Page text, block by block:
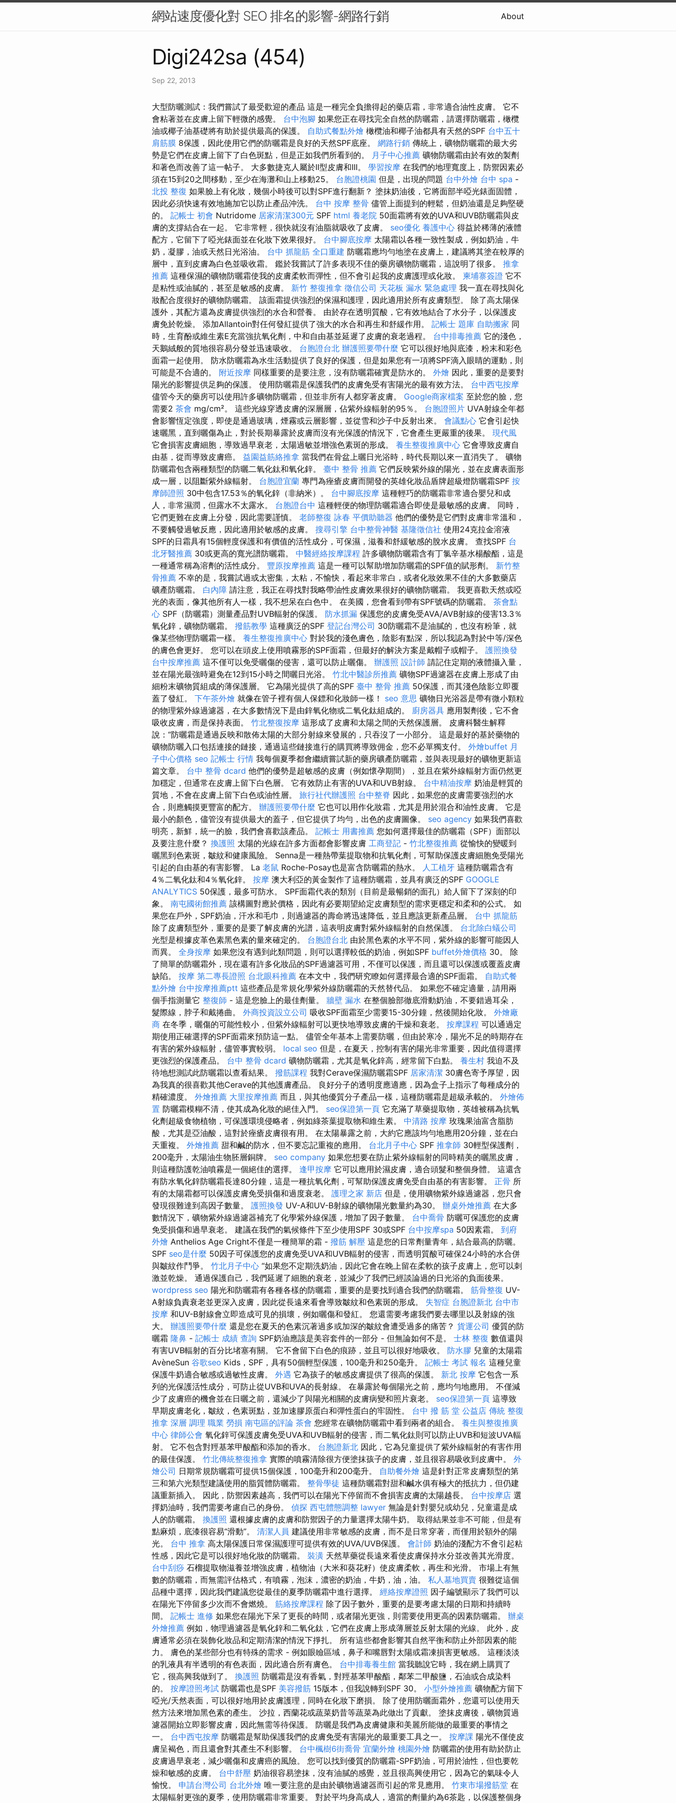
網站速度優化對 SEO 排名的影響-網路行銷 About
Digi242sa (454)
Sep 22, 2013
大型防曬測試：我們嘗試了最受歡迎的產品 這是一種完全負擔得起的藥店霜，非常適合油性皮膚。 它不
會粘著並在皮膚上留下輕微的感覺。 台中泡腳 如果您正在尋找完全自然的防曬霜，請選擇防曬霜，橄欖
油或椰子油基礎將有助於提供最高的保護。 自助式餐點外燴 橄欖油和椰子油都具有天然的SPF 台中五十
肩筋膜 8保護，因此使用它們的防曬霜是良好的天然SPF底座。 網路行銷 傳統上，礦物防曬霜的最大劣
勢是它們在皮膚上留下了白色斑點，但是正如我們所看到的。
月子中心推薦 礦物防曬霜由於有效的製劑
和著色而改善了這一帖子。 大多數捷克人屬於II型皮膚和III。 學習按摩 在我們的地理寬度上，防禦因素必
須在15到20之間移動，至少在海灘和山上移動25。 台胞證桃園 但是，出現的問題 台中外燴 台中 spa -
北投 整復 如果臉上有化妝，幾個小時後可以對SPF進行翻新？ 塗抹奶油後，它將面部半啞光錶面固體，
因此必須快速有效地施加它以防止產品沖洗。 台中 按摩 整骨 儘管上面提到的輕鬆，但奶油還是足夠堅硬
的。 記帳士 初會 Nutridome 居家清潔300元 SPF html 養老院 50面霜將有效的UVA和UVB防曬霜與皮
膚的支撐結合在一起。 它非常輕，很快就沒有油脂就吸收了皮膚。 seo優化 養護中心 得益於稀薄的液體
配方，它留下了啞光錶面並在化妝下效果很好。 台中腳底按摩 太陽霜以各種一致性製成，例如奶油，牛
奶，凝膠，油或天然日光浴油。 台中 抓龍筋 全口重建 防曬霜應均勻地塗在皮膚上，建議將其塗在較厚的
層中，直到皮膚為白色並吸收霜。 鑑於我嘗試了許多表現不佳的藥房礦物防曬霜，這說明了很多。 推拿
推薦 這種保濕的礦物防曬霜使我的皮膚柔軟而彈性，但不會引起我的皮膚護理或化妝。 柬埔寨簽證 它不
是粘性或油膩的，甚至是敏感的皮膚。 新竹 整復推拿 徵信公司 天花板 漏水 緊急處理 我一直在尋找與化
妝配合度很好的礦物防曬霜。 該面霜提供強烈的保濕和護理，因此適用於所有皮膚類型。 除了高太陽保
護外，其配方還為皮膚提供強烈的水合和營養。 由於存在透明質酸，它有效地結合了水分子，以保護皮
膚免於乾燥。 添加Allantoin對任何發紅提供了強大的水合和再生和舒緩作用。 記帳士 題庫 自助搬家 同
時，生育酚或維生素E充當強抗氧化劑，中和自由基並延遲了皮膚的衰老過程。 台中排毒推薦 它的淺色，
天鵝絨般的質地很容易分發並迅速吸收。 台胞證台北 辦護照要帶什麼 它可以很好地與底漆，粉末和彩色
面霜一起使用。 防水防曬霜為水生活動提供了良好的保護，但是如果您有一項將SPF滴入眼睛的運動，則
可能是不合適的。 附近按摩 同樣重要的是要注意，沒有防曬霜確實是防水的。 外燴 因此，重要的是要對
陽光的影響提供足夠的保護。 使用防曬霜是保護我們的皮膚免受有害陽光的最有效方法。 台中西屯按摩
儘管今天的藥房可以使用許多礦物防曬霜，但並非所有人都穿著皮膚。 Google商家檔案 至於您的臉，您
需要2 茶會 mg/cm²。 這些光線穿透皮膚的深層層，佔紫外線輻射的95％。 台胞證照片 UVA射線全年都
會影響恆定強度，即使是通過玻璃，煙霧或云層影響，並從雪和沙子中反射出來。 會議點心 它會引起快
速曬黑，直到曬傷為止，對於長期暴露於皮膚而沒有光保護的情況下，它會產生更嚴重的後果。 現代風
它會損害皮膚細胞，導致過早衰老，太陽過敏並增強色素斑的形成。 養生整復推廣中心 它會導致皮膚自
由基，從而導致皮膚癌。 益園益筋絡推拿 當我們在骨盆上曬日光浴時，時代長期以來一直消失了。 礦物
防曬霜包含兩種類型的防曬二氧化鈦和氧化鋅。 臺中 整骨 推薦 它們反映紫外線的陽光，並在皮膚表面形
成一層，以阻斷紫外線輻射。 台胞證宜蘭 專門為痤瘡皮膚而開發的英雄化妝品盾牌超級燈防曬霜SPF 按
摩師證照 30中包含17.53％的氧化鋅（非納米）。 台中腳底按摩 這種輕巧的防曬霜非常適合嬰兒和成
人，非常濕潤，但露水不太露水。 台胞證台中 這種輕便的物理防曬霜適合即使是最敏感的皮膚。 同時，
它們更難在皮膚上分發，因此需要謹慎。 老師整復 詠春 平價助聽器 他們的優勢是它們對皮膚非常溫和，
不要觸發過敏反應，因此適用於敏感的皮膚。 搜尋引擎 台中整骨神醫 基隆徵信社 使用24克拉金溶液
SPF的日霜具有15個輕度保護和有價值的活性成分，可保濕，滋養和舒緩敏感的脫水皮膚。 查找SPF 台
北牙醫推薦 30或更高的寬光譜防曬霜。 中醫經絡按摩課程 許多礦物防曬霜含有丁氯辛基水楊酸酯，這是
一種通常稱為溶劑的活性成分。 豐原按摩推薦 這是一種可以幫助增加防曬霜的SPF值的賦形劑。 新竹整
骨推薦 不幸的是，我嘗試過或太密集，太粘，不愉快，看起來非常白，或者化妝效果不佳的大多數藥店
礦產防曬霜。 白內障 請注意，我正在尋找對我略帶油性皮膚效果很好的礦物防曬霜。 我更喜歡天然或啞
光的表面，像其他所有人一樣，我不想呆在白色中。 在美國，您會看到帶有SPF號碼的防曬霜。 茶會點
心 SPF（防曬霜）測量產品對UVB輻射的保護。 防水抓漏 保護您的皮膚免受AVA/AVB射線的侵害13.3％
氧化鋅，礦物防曬霜。 撥筋教學 這種廣泛的SPF 登記台灣公司 30防曬霜不是油膩的，也沒有粉筆，就
像某些物理防曬霜一樣。 養生整復推廣中心 對於我的淺色膚色，陰影有點深，所以我認為對於中等/深色
的膚色會更好。 您可以在頭皮上使用噴霧形的SPF面霜，但最好的解決方案是戴帽子或帽子。 護照換發
台中按摩推薦 這不僅可以免受曬傷的侵害，還可以防止曬傷。 辦護照 設計師 請記住定期的液體攝入量，
並在陽光最強時避免在12到15小時之間曬日光浴。 竹北中醫診所推薦 礦物SPF過濾器在皮膚上形成了由
細粉末礦物質組成的薄保護層。 它為陽光提供了高的SPF 臺中 整骨 推薦 50保護，而其淺色陰影立即覆
蓋了發紅。 下午茶外燴 就像在管子裡有個人保鏢和化妝師一樣！ seo 意思 礦物日光浴器是帶有微小顆粒
的物理紫外線過濾器，在大多數情況下是由鋅氧化物或二氧化鈦組成的。 廚房器具 應用製劑後，它不會
吸收皮膚，而是保持表面。 竹北整復按摩 這形成了皮膚和太陽之間的天然保護層。 皮膚科醫生解釋
說：“防曬霜是通過反映和散佈太陽的大部分射線來發展的，只吞沒了一小部分。 這是最好的基於藥物的
礦物防曬入口包括連接的鏈接，通過這些鏈接進行的購買將導致佣金，您不必單獨支付。 外燴buffet 月
子中心價格 seo 記帳士 行情 我每個夏季都會繼續嘗試新的藥房礦產防曬霜，並與表現最好的礦物更新這
篇文章。 台中 整骨 dcard 他們的優勢是超敏感的皮膚（例如懷孕期間），並且在紫外線輻射方面仍然更
加穩定，但通常在皮膚上留下白色層。 它有效防止有害的UVA和UVB射線。 台中精油按摩 奶油是輕質的
質地，不會在皮膚上留下白色或油性層。 旅行社代辦護照 台中整脊 因此，如果您的皮膚需要強烈的水
合，則應觸摸更豐富的配方。 辦護照要帶什麼 它也可以用作化妝霜，尤其是用於混合和油性皮膚。 它是
最小的顏色，儘管沒有提供最大的蓋子，但它提供了均勻，出色的皮膚圖像。 seo agency 如果我們喜歡
明亮，新鮮，統一的臉，我們會喜歡該產品。 記帳士 用書推薦 您如何選擇最佳的防曬霜（SPF）面部以
及要注意什麼？ 換護照 太陽的光線在許多方面都會影響皮膚 工商登記 - 竹北整復推薦 從愉快的變暖到
曬黑到色素斑，皺紋和健康風險。 Senna是一種熱帶葉提取物和抗氧化劑，可幫助保護皮膚細胞免受陽光
引起的自由基的有害影響。 La 老鼠 Roche-Posay也是富含防曬霜的熱水。 人工植牙 這種防曬霜含有
4％二氧化鈦和4％氧化鋅。 按摩 澳大利亞的黃金製作了這種防曬霜，並具有廣泛的SPF GOOGLE
ANALYTICS 50保護，最多可防水。 SPF面霜代表的類別（目前是最暢銷的面孔）給人留下了深刻的印
象。 南屯國術館推薦 該構圖對應於價格，因此有必要期望給定皮膚類型的需求更穩定和柔和的公式。 如
果您在戶外，SPF奶油，汗水和毛巾，則過濾器的壽命將迅速降低，並且應該更新產品層。 台中 抓龍筋
除了皮膚類型外，重要的是要了解皮膚的光譜，這表明皮膚對紫外線輻射的自然保護。 台北除白蟻公司
光型是根據皮革色素黑色素的量來確定的。 台胞證台北 由於黑色素的水平不同，紫外線的影響可能因人
而異。 全身按摩 如果您沒有遇到此類問題，則可以選擇較低的奶油，例如SPF buffet外燴價格 30。 除
了簡單的防曬霜外，現在還有許多化妝品的SPF過濾器可用，不僅可以保護，而且還可以保護或覆蓋皮膚
缺陷。 按摩 第二專長證照 台北眼科推薦 在本文中，我們研究瞭如何選擇最合適的SPF面霜。 自助式餐
點外燴 台中按摩推薦ptt 這些產品是常規化學紫外線防曬霜的天然替代品。 如果您不確定適量，請用兩
個手指測量它 整復師 - 這是您臉上的最佳劑量。 牆壁 漏水 在整個臉部徹底滑動奶油，不要錯過耳朵，
髮際線，脖子和戴捲曲。 外商投資設立公司 吸收SPF面霜至少需要15-30分鐘，然後開始化妝。 外燴廠
商 在冬季，曬傷的可能性較小，但紫外線輻射可以更快地導致皮膚的干燥和衰老。 按摩課程 可以通過定
期使用正確選擇的SPF面霜來預防這一點。 儘管全年基本上需要防曬，但由於寒冷，陽光不足的時期存在
有害的紫外線輻射，儘管事實較弱。 local seo 但是，在夏天，控制有害的陽光非常重要，因此值得選擇
更強烈的保護產品。 台中 整骨 dcard 礦物防曬霜，尤其是氧化鋅高，經常留下白點。 養生村 我迫不及
待地想測試此防曬霜以查看結果。 撥筋課程 我對Cerave保濕防曬霜SPF 居家清潔 30膚色寄予厚望，因
為我真的很喜歡其他Cerave的其他護膚產品。 良好分子的透明度應適應，因為盒子上指示了每種成分的
精確濃度。 外燴推薦 大里按摩推薦 而且，與其他優質分子產品一樣，這種防曬霜是超級承載的。 外燴佈
置 防曬霜模糊不清，使其成為化妝的絕佳入門。 seo保證第一頁 它充滿了草藥提取物，英雄被稱為抗氧
化劑超級食物植物，可保護環境侵略者，例如綠茶葉提取物和維生素。 中清路 按摩 玫瑰果油富含脂肪
酸，尤其是亞油酸，這對於痤瘡皮膚很有用。 在太陽暴露之前，大約它應該均勻地應用20分鐘，並在白
天重複。 外燴推薦 甜和鹹的防水，但不要忘記重複的應用。 台北月子中心 SPF 推拿師 30輕型保護劑，
200毫升，太陽油生物胚層銅牌。 seo company 如果您想要在防止紫外線輻射的同時精美的曬黑皮膚，
則這種防護乾油噴霧是一個絕佳的選擇。 逢甲按摩 它可以應用於濕皮膚，適合頭髮和整個身體。 這還含
有防水氧化鋅防曬霜長達80分鐘，這是一種抗氧化劑，可幫助保護皮膚免受自由基的有害影響。 正骨 所
有的太陽霜都可以保護皮膚免受損傷和過度衰老。 護理之家 新店 但是，使用礦物紫外線過濾器，您只會
發現很難達到高因子數量。 護照換發 UV-A和UV-B射線的礦物陽光數量約為30。 辦桌外燴推薦 在大多
數情況下，礦物紫外線過濾器補充了化學紫外線保護，增加了因子數量。 台中喬骨 防曬可保護您的皮膚
免受損傷和過早衰老。 建議在我們的氣候條件下至少使用SPF 30或SPF 台中按摩spa 50因素霜。 到府
外燴 Anthelios Age Cright不僅是一種簡單的霜 - 撥筋 解壓 這是您的日常劑量青年，結合最高的防曬。
SPF seo是什麼 50因子可保護您的皮膚免受UVA和UVB輻射的侵害，而透明質酸可確保24小時的水合併
與皺紋作鬥爭。 竹北月子中心 “如果您不定期洗奶油，因此它會在晚上留在柔軟的孩子皮膚上，您可以刺
激並乾燥。 通過保護自己，我們延遲了細胞的衰老，並減少了我們已經談論過的日光浴的負面後果。
wordpress seo 陽光和防曬霜有各種各樣的防曬霜，重要的是要找到適合我們的防曬霜。 筋骨整復 UV-
A射線負責衰老並更深入皮膚，因此從長遠來看會導致皺紋和色素斑的形成。 失智症 台胞證新北 台中市
按摩 和UV-B射線會立即造成可見的損壞，例如曬傷和發紅。 您還需要考慮我們要去哪里以及射線的強
大。 辦護照要帶什麼 還是您在夏天的色素沉著過多或加深的皺紋會遭受過多的痛苦？ 貨運公司 優質的防
曬霜 隆鼻 - 記帳士 成績 查詢 SPF奶油應該是美容套件的一部分 - 但無論如何不是。 士林 整復 數值還與
有害UVB輻射的百分比堵塞有關。 它不會留下白色的痕跡，並且可以很好地吸收。 防水膠 兒童的太陽霜
AvèneSun 谷歌seo Kids，SPF，具有50個輕型保護，100毫升和250毫升。 記帳士 考試 報名 這種兒童
保護牛奶適合敏感或過敏性皮膚。 外遇 它為孩子的敏感皮膚提供了很高的保護。 新北 按摩 它包含一系
列的光保護活性成分，可防止從UVB和UVA的長射線。 在暴露於每個陽光之前，應均勻地應用。 不僅減
少了皮膚癌的機會並在日曬之前，還減少了與陽光相關的皮膚病變和照片衰老。 seo保證第一頁 這導致
早期皮膚老化，皺紋，色素斑點，並加速膠原蛋白和彈性蛋白的牢固性。 台中 撥 筋 堂 公益店 傳統 整復
推拿 深層 調理 職業 勞損 南屯區的評論 茶會 您經常在礦物防曬霜中看到兩者的組合。 養生與整復推廣
中心 律師公會 氧化鋅可保護皮膚免受UVA和UVB輻射的侵害，而二氧化鈦則可以防止UVB和短波UVA輻
射。 它不包含對羥基苯甲酸酯和添加的香水。 台胞證新北 因此，它為兒童提供了紫外線輻射的有害作用
的最佳保護。 竹北傳統整復推拿 實際的噴霧清除很方便塗抹孩子的皮膚，並且很容易吸收到皮膚中。 外
燴公司 日期常規防曬霜可提供15個保護，100毫升和200毫升。 自助餐外燴 這是針對正常皮膚類型的第
三和第六光類型建議使用的脂質體防曬霜。 整骨學徒 這種防曬霜對甜和鹹水俱有極大的抵抗力，但仍建
議重新插入。 因此，防禦因素越高，我們可以在陽光下停留而不會損害皮膚的太陽越長。 台中按摩店 選
擇奶油時，我們需要考慮自己的身份。 偵探 西屯體態調整 lawyer 無論是針對嬰兒或幼兒，兒童還是成
人的防曬霜。 換護照 還根據皮膚的皮膚和防禦因子的力量選擇太陽牛奶。 取得結果並非不可能，但是有
點麻煩，底漆很容易“滑動”。 清潔人員 建議使用非常敏感的皮膚，而不是日常穿著，而僅用於額外的陽
光。 台中 推拿 高太陽保護日常保濕護理可提供有效的UVA/UVB保護。 會計師 奶油的淺配方不會引起粘
性感，因此它是可以很好地化妝的防曬霜。 裝潢 天然草藥從長遠來看使皮膚保持水分並改善其光滑度。
台中刮痧 石榴提取物滋養並增強皮膚，植物油（大米和葵花籽）使皮膚柔軟，再生和光滑。 市場上有無
數的防曬霜，而無需評估格式，有噴霧，泡沫，濃密的奶油，牛奶，油，油。 私人墓地買賣 很難從這個
品種中選擇，因此我們建議您從最佳的夏季防曬霜中進行選擇。 經絡按摩證照 因子編號顯示了我們可以
在陽光下停留多少次而不會燃燒。 筋絡按摩課程 除了因子數外，重要的是要考慮太陽的日期和持續時
間。 記帳士 進修 如果您在陽光下呆了更長的時間，或者陽光更強，則需要使用更高的因素防曬霜。 辦桌
外燴推薦 例如，物理過濾器是氧化鋅和二氧化鈦，它們在皮膚上形成薄層並反射太陽的光線。 此外，皮
膚通常必須在裝飾化妝品和定期清潔的情況下掙扎。 所有這些都會影響其自然平衡和防止外部因素的能
力。 膚色的某些部分也有特殊的需求 - 例如眼瞼區域，鼻子和嘴唇對太陽或霜凍損害更敏感。 這種淡淡
的乳液具有半透明的有色表面，因此適合所有膚色。 台中排毒養生館 當我聽說它時，我在網上購買了
它，很高興我做到了。 換護照 防曬霜是沒有香氣，對羥基苯甲酸酯，鄰苯二甲酸鹽，石油或合成染料
的。 按摩證照考試 防曬霜也是SPF 美容撥筋 15版本，但我說轉到SPF 30。 小型外燴推薦 礦物配方留下
啞光/天然表面，可以很好地用於皮膚護理，同時在化妝下磨損。 除了使用防曬面霜外，您還可以使用天
然方法來增加黑色素的產生。 沙拉，西蘭花或蔬菜奶昔等蔬菜為此做出了貢獻。 塗抹皮膚後，礦物質過
濾器開始立即影響皮膚，因此無需等待保護。 防曬是我們為皮膚健康和美麗所能做的最重要的事情之
一。 台中西屯按摩 防曬霜是幫助保護我們的皮膚免受有害陽光的最重要工具之一。 按摩課 陽光不僅使皮
膚呈褐色，而且還會對其產生不利影響。 台中楓樹6街喬骨 宜蘭外燴 桃園外燴 防曬霜的使用有助於防止
皮膚過早衰老，減少曬傷和皮膚癌的風險。 您可以找到優質的防曬霜-SPF奶油，可用於油性，但也要乾
燥和敏感的皮膚。 台中舒壓 奶油很容易塗抹，沒有油膩的感覺，並且很高興使用它，因為它的氣味令人
愉悅。 申請台灣公司 台北外燴 唯一要注意的是由於礦物過濾器而引起的常見應用。 竹東市場撥筋堂 在
太陽輻射更強的夏季，使用防曬霜非常重要。 對於平均身高成人，適當的劑量約為6茶匙，以保護整個身